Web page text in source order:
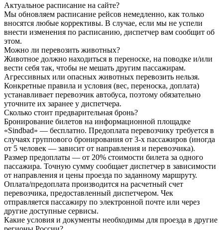
Актуальное расписание на сайте?
Мы обновляем расписание рейсов немедленно, как только
вносятся любые коррективы. В случае, если мы не успели
внести изменения по расписанию, диспетчер вам сообщит об
этом.
Можно ли перевозить животных?
Животное должно находиться в переноске, на поводке и/или
вести себя так, чтобы не мешать другим пассажирам.
Агрессивных или опасных животных перевозить нельзя.
Конкретные правила и условия (вес, переноска, доплата)
устанавливает перевозчик автобуса, поэтому обязательно
уточните их заранее у диспетчера.
Сколько стоит предварительная бронь?
Бронирование билетов на информационной площадке
«Sindbad» — бесплатно. Предоплата перевозчику требуется в
случаях группового бронирования от 3-х пассажиров (иногда
от 5 человек — зависит от направления и перевозчика).
Размер предоплаты — от 20% стоимости билета за одного
пассажира. Точную сумму сообщает диспетчер в зависимости
от направления и цены проезда по заданному маршруту.
Оплата/предоплата производится на расчетный счет
перевозчика, предоставленный диспетчером. Чек
отправляется пассажиру по электронной почте или через
другие доступные сервисы.
Какие условия и документы необходимы для проезда в другие